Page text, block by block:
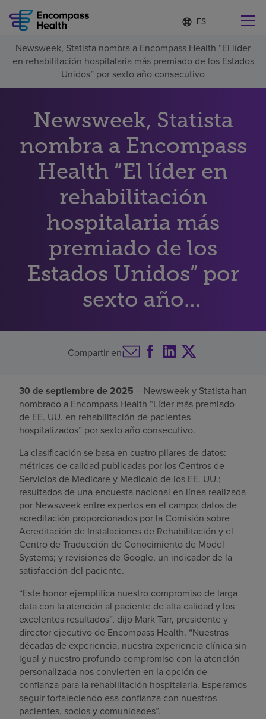
Lista
de
idiomas
contraída
d
o
m
a
e
c
c
i
n
d
Encuentre una localidad cerca de usted
Por qué debe elegirnos
Servicios de rehabilitación
Recursos de salud
Acerca de nosotros
Inversores
Newsweek, Statista nombra a Encompass Health “El líder
en rehabilitación hospitalaria más premiado de los Estados
Unidos” por sexto año consecutivo
Newsweek, Statista
nombra a Encompass
Health “El líder en
rehabilitación
hospitalaria más
premiado de los
Estados Unidos” por
sexto año
consecutivo
Compartir en
30 de septiembre de 2025 – Newsweek y Statista han
nombrado a Encompass Health “Líder más premiado
de EE. UU. en rehabilitación de pacientes
hospitalizados” por sexto año consecutivo.
La clasificación se basa en cuatro pilares de datos:
métricas de calidad publicadas por los Centros de
Servicios de Medicare y Medicaid de los EE. UU.;
resultados de una encuesta nacional en línea realizada
por Newsweek entre expertos en el campo; datos de
acreditación proporcionados por la Comisión sobre
Acreditación de Instalaciones de Rehabilitación y el
Centro de Traducción de Conocimiento de Model
Systems; y revisiones de Google, un indicador de la
satisfacción del paciente.
“Este honor ejemplifica nuestro compromiso de larga
data con la atención al paciente de alta calidad y los
excelentes resultados”, dijo Mark Tarr, presidente y
director ejecutivo de Encompass Health. “Nuestras
décadas de experiencia, nuestra experiencia clínica sin
igual y nuestro profundo compromiso con la atención
personalizada nos convierten en la opción de
confianza para la rehabilitación hospitalaria. Esperamos
seguir fortaleciendo esa confianza con nuestros
pacientes, socios y comunidades”.